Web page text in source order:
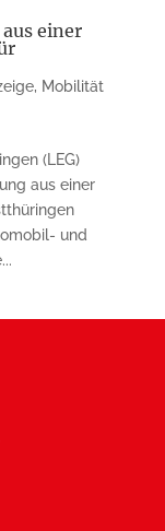
einer
, Mobilität
(LEG)
aus einer
und